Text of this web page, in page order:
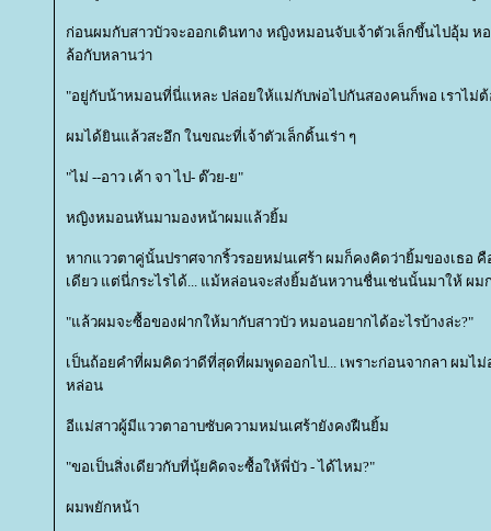
ก่อนผมกับสาวบัวจะออกเดินทาง หญิงหมอนจับเจ้าตัวเล็กขึ้นไปอุ้ม
ล้อกับหลานว่า
"อยู่กับน้าหมอนที่นี่แหละ ปล่อยให้แม่กับพ่อไปกันสองคนก็พอ เราไม่ต้
ผมได้ยินแล้วสะอึก ในขณะที่เจ้าตัวเล็กดิ้นเร่า ๆ
"ไม่ --อาว เค้า จา ไป- ต๊วย-ย"
หญิงหมอนหันมามองหน้าผมแล้วยิ้ม
หากแววตาคู่นั้นปราศจากริ้วรอยหม่นเศร้า ผมก็คงคิดว่ายิ้มของเธอ
เดียว แต่นี่กระไรได้... แม้หล่อนจะส่งยิ้มอันหวานชื่นเช่นนั้นมาให้ ผม
"แล้วผมจะซื้อของฝากให้มากับสาวบัว หมอนอยากได้อะไรบ้างล่ะ?"
เป็นถ้อยคำที่ผมคิดว่าดีที่สุดที่ผมพูดออกไป... เพราะก่อนจากลา ผมไ
หล่อน
อีแม่สาวผู้มีแววตาอาบซับความหม่นเศร้ายังคงฝืนยิ้ม
"ขอเป็นสิ่งเดียวกับที่นุ้ยคิดจะซื้อให้พี่บัว - ได้ไหม?"
ผมพยักหน้า